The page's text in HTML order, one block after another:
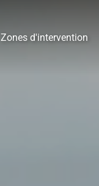
Zones d'intervention